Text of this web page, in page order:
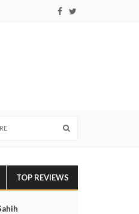
TOP REVIEWS